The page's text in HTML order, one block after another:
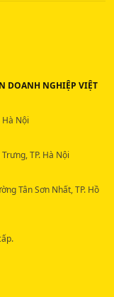
DOANH NGHIỆP VIỆT
Nội
TP. Hà Nội
Tân Sơn Nhất, TP. Hồ